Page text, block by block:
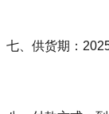
七、供货期：